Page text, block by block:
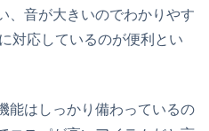
、音が大きいのでわかりやす
対応しているのが便利とい
能はしっかり備わっているの